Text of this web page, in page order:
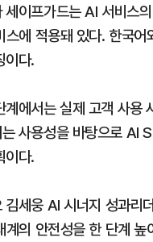
세이프가드는 AI 서비스
스에 적용돼 있다. 한국
이다.
계에서는 실제 고객 사용
사용성을 바탕으로 AI
이다.
김세웅 AI 시너지 성과
계의 안전성을 한 단계